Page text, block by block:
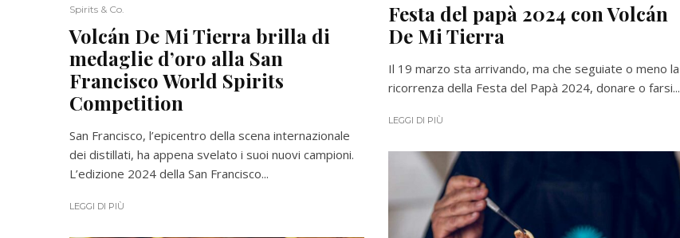
Spirits & Co.
Volcán De Mi Tierra brilla di
medaglie d’oro alla San
Francisco World Spirits
Competition
San Francisco, l’epicentro della scena internazionale
dei distillati, ha appena svelato i suoi nuovi campioni.
L’edizione 2024 della San Francisco...
LEGGI DI PIÙ
Festa del papà 2024 con Volcán
De Mi Tierra
Il 19 marzo sta arrivando, ma che seguiate o meno la
ricorrenza della Festa del Papà 2024, donare o farsi...
LEGGI DI PIÙ